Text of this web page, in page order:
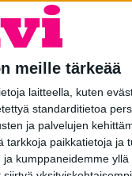
meille tärkeää
laitteella, kuten
standarditietoa
ja palvelujen
paikkatietoja ja
kumppaneidemme yllä
ovet ovat
on tyypillisesti
Sisäoven
näkökulmasta
avaaminen, ja sitten
ja
ovessa
vaivattomampaa.